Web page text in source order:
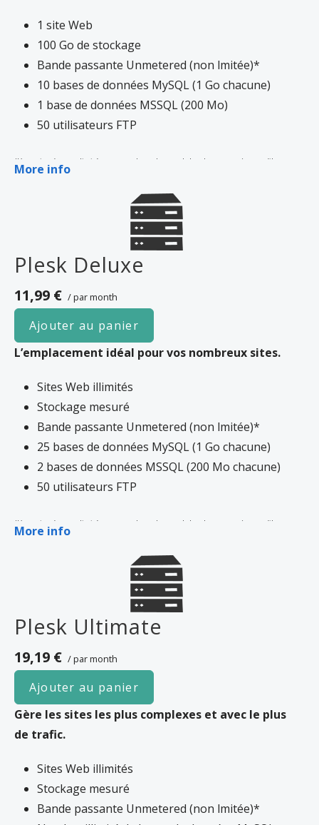
1 site Web
100 Go de stockage
Bande passante Unmetered (non lmitée)*
10 bases de données MySQL (1 Go chacune)
1 base de données MSSQL (200 Mo)
50 utilisateurs FTP
*Votre site n’est pas limité en termes de stockage et de bande passante (tant qu’il
ou de l’espace de stockage de votre site Web présente un risque pour la stabilité, les
performances ou la disponibilité de nos serveurs, nous vous le signalerons par email, et il
vous faudra éventuellement faire une mise à niveau de serveur. Dans le cas contraire,
nous pouvons prendre des mesures pour restreindre les ressources utilisées par votre
d’hébergement ; cela arrive généralement avec les sites qui utilisent l’hébergement
comme moyen de partage ou de stockage de fichiers.
More info
Plesk Deluxe
11,99 € / par month
Ajouter au panier
L’emplacement idéal pour vos nombreux sites.
Sites Web illimités
Stockage mesuré
Bande passante Unmetered (non lmitée)*
25 bases de données MySQL (1 Go chacune)
2 bases de données MSSQL (200 Mo chacune)
50 utilisateurs FTP
*Votre site n’est pas limité en termes de stockage et de bande passante (tant qu’il
ou de l’espace de stockage de votre site Web présente un risque pour la stabilité, les
performances ou la disponibilité de nos serveurs, nous vous le signalerons par email, et il
vous faudra éventuellement faire une mise à niveau de serveur. Dans le cas contraire,
nous pouvons prendre des mesures pour restreindre les ressources utilisées par votre
d’hébergement ; cela arrive généralement avec les sites qui utilisent l’hébergement
comme moyen de partage ou de stockage de fichiers.
More info
Plesk Ultimate
19,19 € / par month
Ajouter au panier
Gère les sites les plus complexes et avec le plus
de trafic.
Sites Web illimités
Stockage mesuré
Bande passante Unmetered (non lmitée)*